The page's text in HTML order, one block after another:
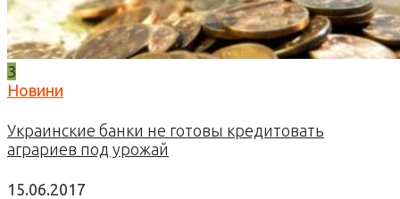
3
Новини
Украинские банки не готовы кредитовать
аграриев под урожай
15.06.2017